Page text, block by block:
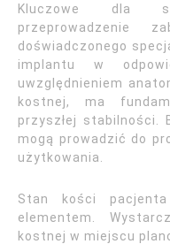
Kluczowe dla
przeprowadzenie
doświadczonego
implantu w
uwzględnieniem
kostnej, ma
przyszłej stabilności.
mogą prowadzić do
użytkowania.
Stan kości
elementem.
kostnej w miejscu